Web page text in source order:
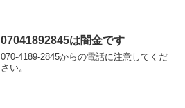
07041892845は闇金です
070-4189-2845からの電話に注意してくだ
さい。